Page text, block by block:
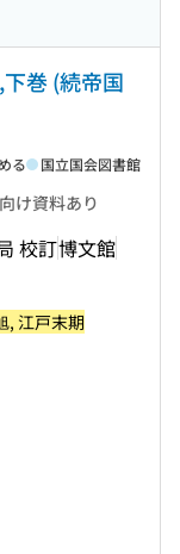
巻 (続帝国
け資料あり
校訂博文館
る 国立国会図書館
, 江戸末期